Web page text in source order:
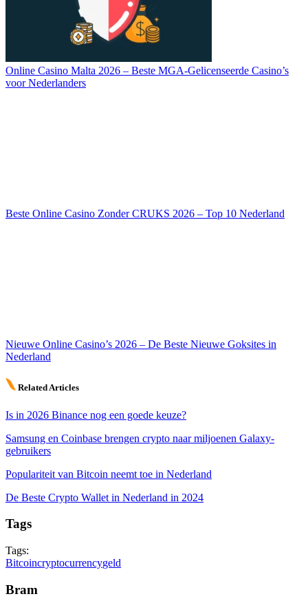
Online Casino Malta 2026 – Beste MGA-Gelicenseerde Casino’s
voor Nederlanders
Beste Online Casino Zonder CRUKS 2026 – Top 10 Nederland
Nieuwe Online Casino’s 2026 – De Beste Nieuwe Goksites in
Nederland
Related Articles
Is in 2026 Binance nog een goede keuze?
Samsung en Coinbase brengen crypto naar miljoenen Galaxy-
gebruikers
Populariteit van Bitcoin neemt toe in Nederland
De Beste Crypto Wallet in Nederland in 2024
Tags
Tags:
Bitcoincryptocurrencygeld
Bram